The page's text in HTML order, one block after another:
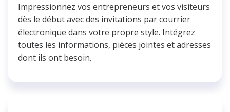
Impressionnez vos entrepreneurs et vos visiteurs
dès le début avec des invitations par courrier
électronique dans votre propre style. Intégrez
toutes les informations, pièces jointes et adresses
dont ils ont besoin.